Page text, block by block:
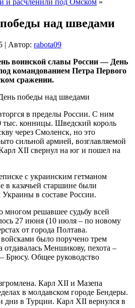
и расчленили под Омском »
над шведами
| Автор: rabota09
воинской славы России — День
командованием Петра Первого
сражении.
в пределы России. С ним
тыс. конницы. Шведский король
через Смоленск, но это
сильной армией, возглавляемой
XII свернул на юг и пошел на
с украинским гетманом
казачьей старшине были
в составе России.
многом решавшее судьбу всей
27 июня (10 июля – по новому
от города Полтава.
было поручено трем
отдавалась Меншикову, пехота –
Брюсу. Общее руководство
Карл XII и Мазепа
в молдавском городе Бендеры.
дни в Турции. Карл XII вернулся в